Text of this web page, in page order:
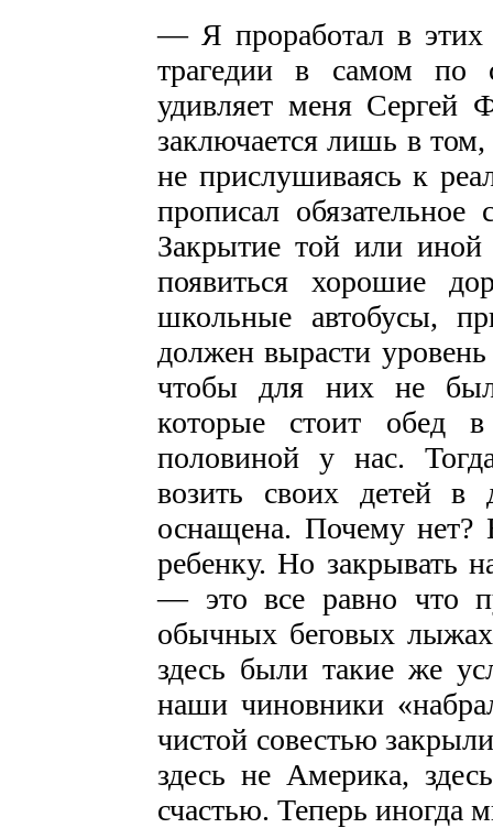
— Я проработал в
трагедии в самом
удивляет меня Сергей
заключается лишь в
не прислушиваясь к
прописал
Закрытие той или
появиться хорошие
школьные автобусы,
должен вырасти
чтобы для них не
которые стоит обед
половиной у нас.
возить своих детей
оснащена. Почему нет?
ребенку. Но закрывать
— это все равно что
обычных беговых
здесь были такие же
наши чиновники
чистой совестью
здесь не Америка,
счастью. Теперь иногда